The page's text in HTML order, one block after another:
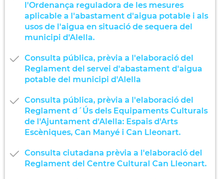
l'Ordenança reguladora de les mesures
aplicable a l'abastament d'aigua potable i als
usos de l'aigua en situació de sequera del
municipi d'Alella.
Consulta pública, prèvia a l'elaboració del
Reglament del servei d'abastament d'aigua
potable del municipi d'Alella
Consulta pública, prèvia a l'elaboració del
Reglament d´Ús dels Equipaments Culturals
de l'Ajuntament d'Alella: Espais d'Arts
Escèniques, Can Manyé i Can Lleonart.
Consulta ciutadana prèvia a l'elaboració del
Reglament del Centre Cultural Can Lleonart.